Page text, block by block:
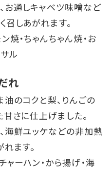
お通しキャベツ味噌など
しあがれます。
焼・ちゃんちゃん焼・お
ル
れ
のコクと梨、りんごの
さに仕上げました。
海鮮ユッケなどの非加熱
ます。
ャーハン・から揚げ・海